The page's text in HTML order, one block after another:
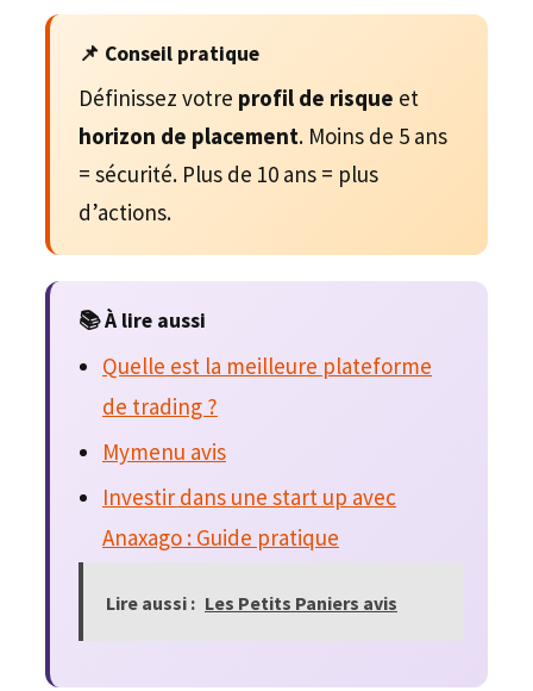
📌 Conseil pratique
Définissez votre profil de risque et
horizon de placement. Moins de 5 ans
= sécurité. Plus de 10 ans = plus
d’actions.
📚 À lire aussi
Quelle est la meilleure plateforme
de trading ?
Mymenu avis
Investir dans une start up avec
Anaxago : Guide pratique
Lire aussi : Les Petits Paniers avis